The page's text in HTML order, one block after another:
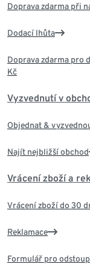
Doprava zdarma při
Dodací lhůta
Doprava zdarma pro
Kč
Vyzvednutí v
Objednat &
Najít nejbližší obchod
Vrácení zboží a
Vrácení zboží do 30
Reklamace
Formulář pro